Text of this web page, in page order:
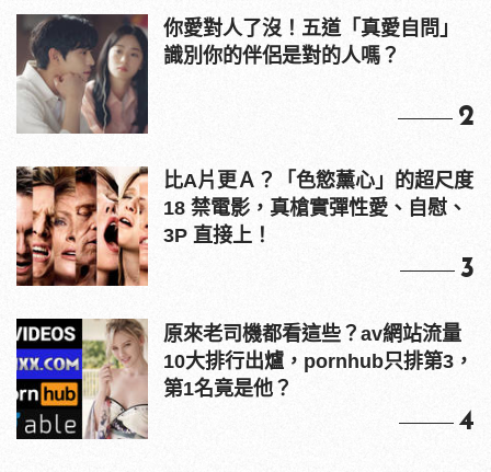
你愛對人了沒！五道「真愛自問」
識別你的伴侶是對的人嗎？
2
比A片更Ａ？「色慾薰心」的超尺度
18 禁電影，真槍實彈性愛、自慰、
3P 直接上！
3
原來老司機都看這些？av網站流量
10大排行出爐，pornhub只排第3，
第1名竟是他？
4